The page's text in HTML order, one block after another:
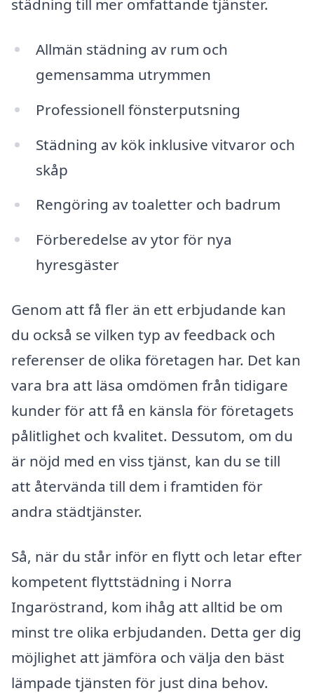
städning till mer omfattande tjänster.
Allmän städning av rum och
gemensamma utrymmen
Professionell fönsterputsning
Städning av kök inklusive vitvaror och
skåp
Rengöring av toaletter och badrum
Förberedelse av ytor för nya
hyresgäster
Genom att få fler än ett erbjudande kan
du också se vilken typ av feedback och
referenser de olika företagen har. Det kan
vara bra att läsa omdömen från tidigare
kunder för att få en känsla för företagets
pålitlighet och kvalitet. Dessutom, om du
är nöjd med en viss tjänst, kan du se till
att återvända till dem i framtiden för
andra städtjänster.
Så, när du står inför en flytt och letar efter
kompetent flyttstädning i Norra
Ingaröstrand, kom ihåg att alltid be om
minst tre olika erbjudanden. Detta ger dig
möjlighet att jämföra och välja den bäst
lämpade tjänsten för just dina behov.